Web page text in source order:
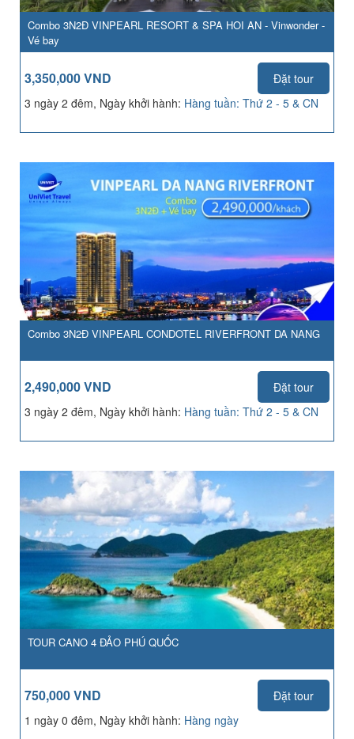
Combo 3N2Đ VINPEARL RESORT & SPA HOI AN - Vinwonder -
Vé bay
3,350,000 VND
Đặt tour
3 ngày 2 đêm, Ngày khởi hành: Hàng tuần: Thứ 2 - 5 & CN
Combo 3N2Đ VINPEARL CONDOTEL RIVERFRONT DA NANG
2,490,000 VND
Đặt tour
3 ngày 2 đêm, Ngày khởi hành: Hàng tuần: Thứ 2 - 5 & CN
TOUR CANO 4 ĐẢO PHÚ QUỐC
750,000 VND
Đặt tour
1 ngày 0 đêm, Ngày khởi hành: Hàng ngày